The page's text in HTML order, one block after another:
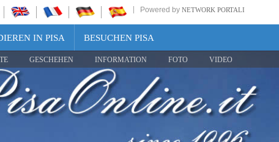
Powered by NETWORK PORTALI
IN PISA BESUCHEN PISA
GESCHEHEN INFORMATION FOTO VIDEO